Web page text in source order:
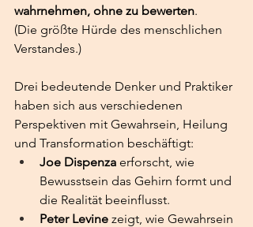
wahrnehmen, ohne zu bewerten.
(Die größte Hürde des menschlichen
Verstandes.)
Drei bedeutende Denker und Praktiker
haben sich aus verschiedenen
Perspektiven mit Gewahrsein, Heilung
und Transformation beschäftigt:
Joe Dispenza erforscht, wie
Bewusstsein das Gehirn formt und
die Realität beeinflusst.
Peter Levine zeigt, wie Gewahrsein